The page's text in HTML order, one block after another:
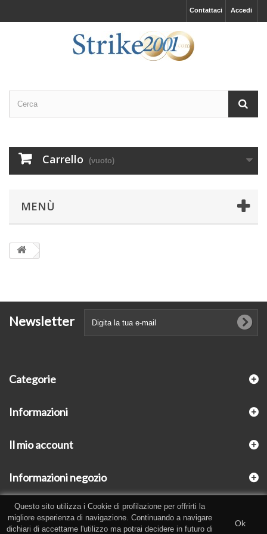
Accedi
Contattaci
Carrello (vuoto)
MENÙ
Newsletter
Categorie
Informazioni
Il mio account
Informazioni negozio
Questo sito utilizza i Cookie di profilazione per offrirti la
migliore esperienza di navigazione. Continuando a navigare
dichiari di accettarne l'utilizzo ma potrai decidere in futuro di
Ok